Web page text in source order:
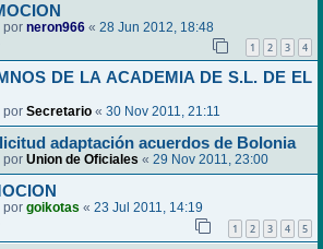
por neron966 « 28 Jun 2012, 18:48
1 2 3 4
DE LA ACADEMIA DE S.L. DE EL
por Secretario « 30 Nov 2011, 21:11
adaptación acuerdos de Bolonia
por Union de Oficiales « 29 Nov 2011, 23:00
por goikotas « 23 Jul 2011, 14:19
1 2 3 4 5